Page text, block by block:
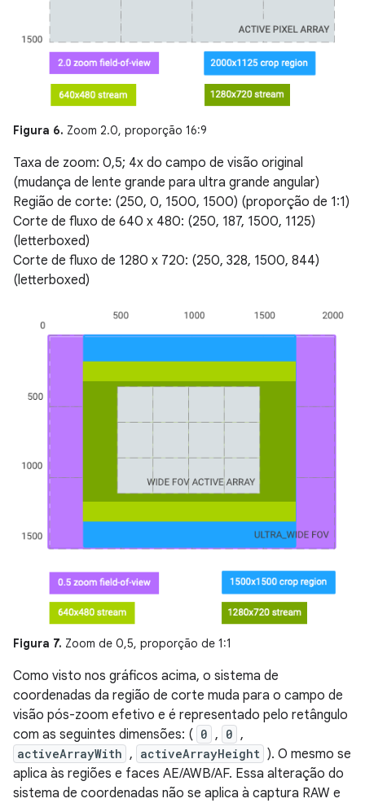
Figura 6. Zoom 2.0, proporção 16:9
Taxa de zoom: 0,5; 4x do campo de visão original
(mudança de lente grande para ultra grande angular)
Região de corte: (250, 0, 1500, 1500) (proporção de 1:1)
Corte de fluxo de 640 x 480: (250, 187, 1500, 1125)
(letterboxed)
Corte de fluxo de 1280 x 720: (250, 328, 1500, 844)
(letterboxed)
Figura 7. Zoom de 0,5, proporção de 1:1
Como visto nos gráficos acima, o sistema de
coordenadas da região de corte muda para o campo de
visão pós-zoom efetivo e é representado pelo retângulo
com as seguintes dimensões: ( 0 , 0 ,
activeArrayWith , activeArrayHeight ). O mesmo se
aplica às regiões e faces AE/AWB/AF. Essa alteração do
sistema de coordenadas não se aplica à captura RAW e